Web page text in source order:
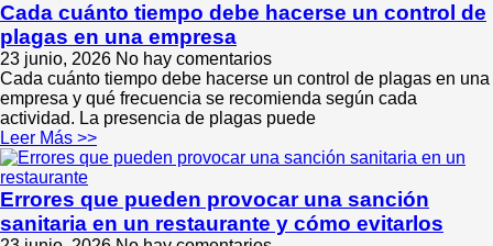
Cada cuánto tiempo debe hacerse un control de
plagas en una empresa
23 junio, 2026 No hay comentarios
Cada cuánto tiempo debe hacerse un control de plagas en una
empresa y qué frecuencia se recomienda según cada
actividad. La presencia de plagas puede
Leer Más >>
Errores que pueden provocar una sanción
sanitaria en un restaurante y cómo evitarlos